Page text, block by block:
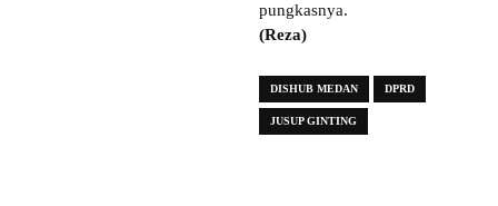
pungkasnya.
(Reza)
DISHUB MEDAN DPRD
JUSUP GINTING